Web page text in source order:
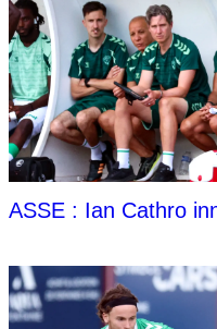
ASSE : Ian Cathro